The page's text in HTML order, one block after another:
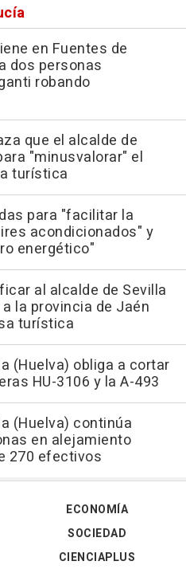
en Fuentes de
dos personas
robando
que el alcalde de
"minusvalorar" el
turística
para "facilitar la
acondicionados" y
energético"
al alcalde de Sevilla
la provincia de Jaén
turística
(Huelva) obliga a cortar
HU-3106 y la A-493
(Huelva) continúa
en alejamiento
270 efectivos
ECONOMÍA
SOCIEDAD
CIENCIAPLUS